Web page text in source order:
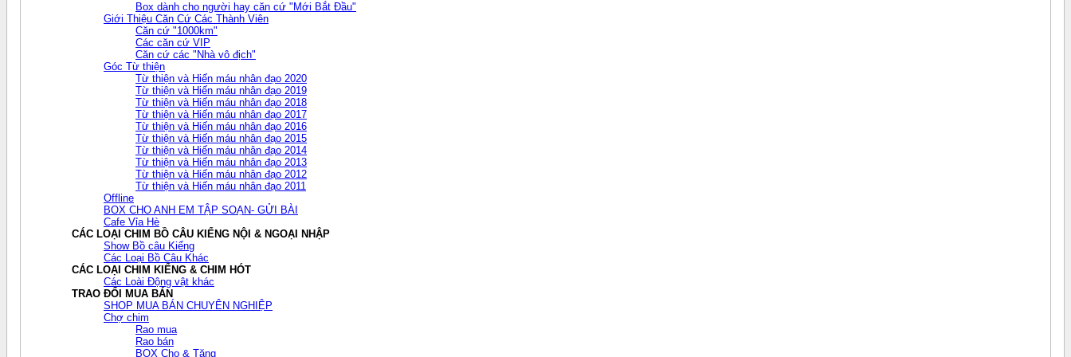
Box dành cho người hay căn cứ "Mới Bắt Đầu"
Giới Thiệu Căn Cứ Các Thành Viên
Căn cứ "1000km"
Các căn cứ VIP
Căn cứ các "Nhà vô địch"
Góc Từ thiện
Từ thiện và Hiến máu nhân đạo 2020
Từ thiện và Hiến máu nhân đạo 2019
Từ thiện và Hiến máu nhân đạo 2018
Từ thiện và Hiến máu nhân đạo 2017
Từ thiện và Hiến máu nhân đạo 2016
Từ thiện và Hiến máu nhân đạo 2015
Từ thiện và Hiến máu nhân đạo 2014
Từ thiện và Hiến máu nhân đạo 2013
Từ thiện và Hiến máu nhân đạo 2012
Từ thiện và Hiến máu nhân đạo 2011
Offline
BOX CHO ANH EM TẬP SOẠN- GỬI BÀI
Cafe Vỉa Hè
CÁC LOẠI CHIM BỒ CÂU KIỂNG NỘI & NGOẠI NHẬP
Show Bồ câu Kiểng
Các Loại Bồ Câu Khác
CÁC LOẠI CHIM KIỂNG & CHIM HÓT
Các Loài Động vật khác
TRAO ĐỔI MUA BÁN
SHOP MUA BÁN CHUYÊN NGHIỆP
Chợ chim
Rao mua
Rao bán
BOX Cho & Tặng